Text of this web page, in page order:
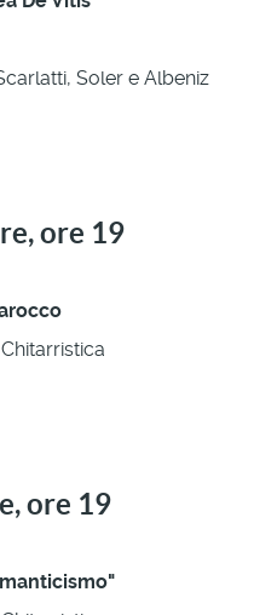
Soler e Albeniz
ore 19
ore 19